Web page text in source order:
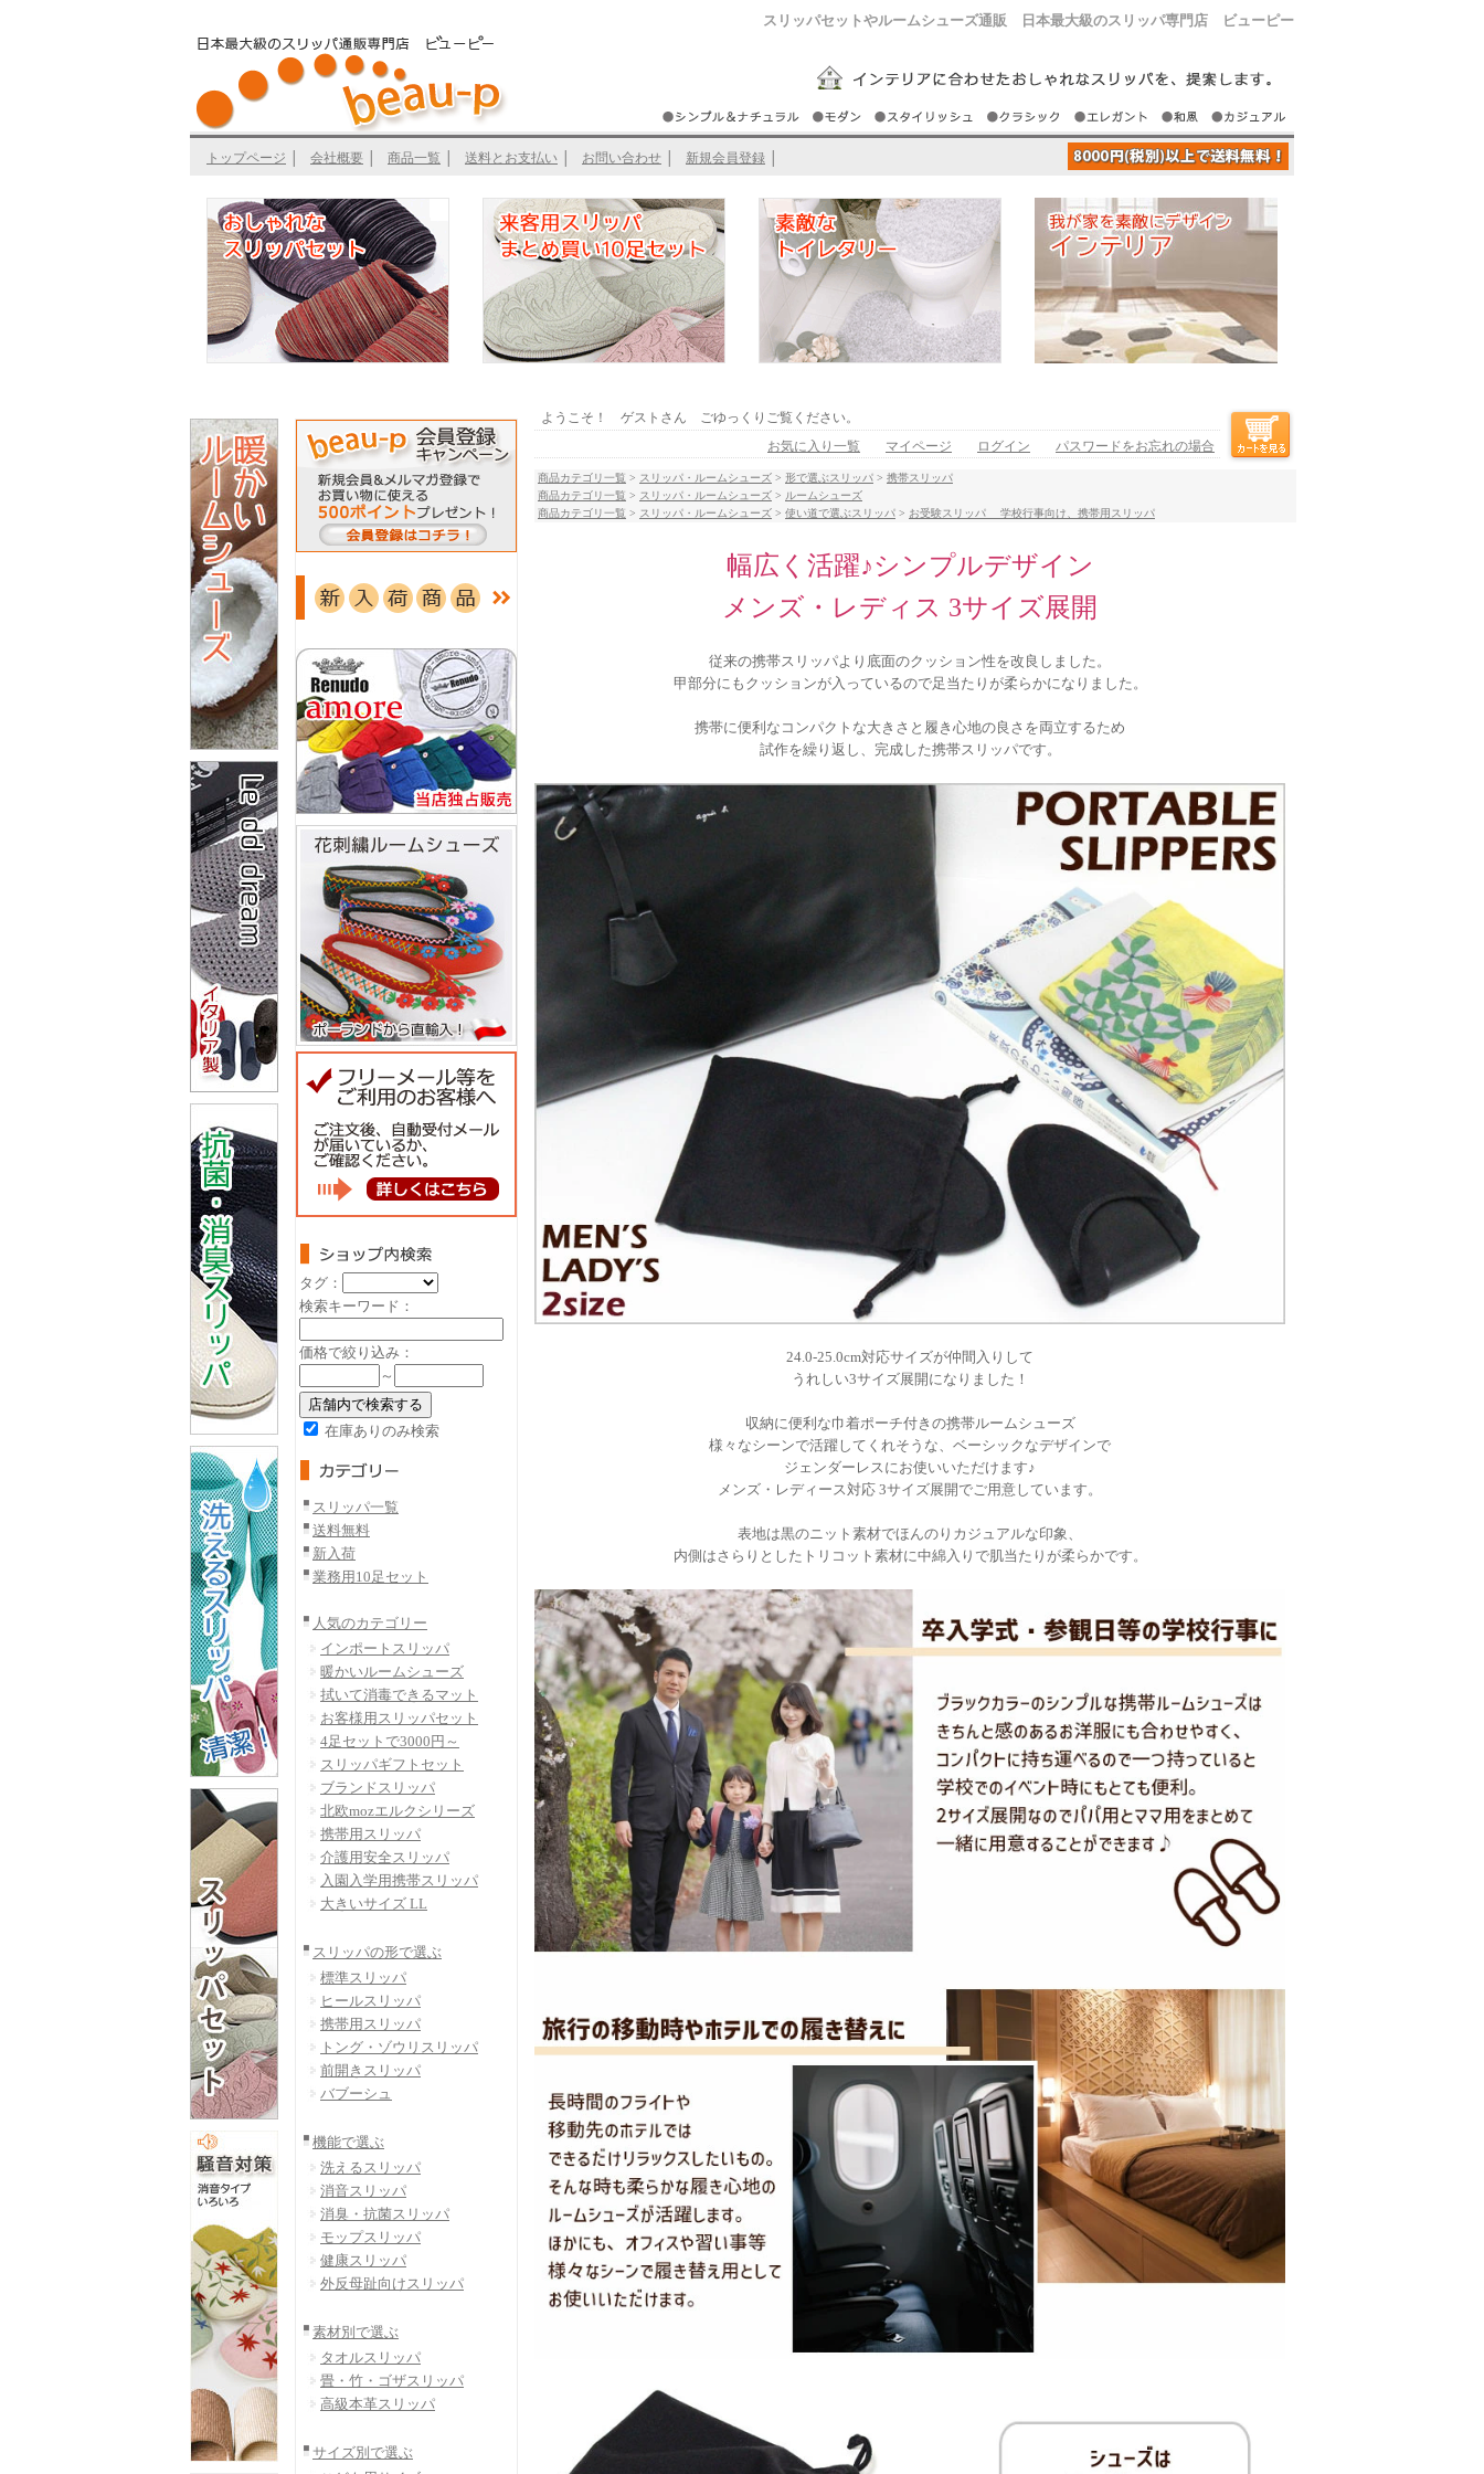
スリッパセットやルームシューズ通販 日本最大級のスリッパ専門店 ビューピー
トップページ 会社概要 商品一覧 送料とお支払い お問い合わせ 新規会員登録
タグ：
検索キーワード：
価格で絞り込み：
～
在庫ありのみ検索
スリッパ一覧
送料無料
新入荷
業務用10足セット
人気のカテゴリー
インポートスリッパ
暖かいルームシューズ
拭いて消毒できるマット
お客様用スリッパセット
4足セットで3000円～
スリッパギフトセット
ブランドスリッパ
北欧mozエルクシリーズ
携帯用スリッパ
介護用安全スリッパ
入園入学用携帯スリッパ
大きいサイズ LL
スリッパの形で選ぶ
標準スリッパ
ヒールスリッパ
携帯用スリッパ
トング・ゾウリスリッパ
前開きスリッパ
バブーシュ
機能で選ぶ
洗えるスリッパ
消音スリッパ
消臭・抗菌スリッパ
モップスリッパ
健康スリッパ
外反母趾向けスリッパ
素材別で選ぶ
タオルスリッパ
畳・竹・ゴザスリッパ
高級本革スリッパ
サイズ別で選ぶ
ようこそ！ ゲストさん ごゆっくりご覧ください。
お気に入り一覧
マイページ ログイン パスワードをお忘れの場合
商品カテゴリ一覧 > スリッパ・ルームシューズ > 形で選ぶスリッパ > 携帯スリッパ
商品カテゴリ一覧 > スリッパ・ルームシューズ > ルームシューズ
商品カテゴリ一覧 > スリッパ・ルームシューズ > 使い道で選ぶスリッパ > お受験スリッパ 学校行事向け、携帯用スリッパ
幅広く活躍♪シンプルデザイン
メンズ・レディス 3サイズ展開
従来の携帯スリッパより底面のクッション性を改良しました。
甲部分にもクッションが入っているので足当たりが柔らかになりました。
携帯に便利なコンパクトな大きさと履き心地の良さを両立するため
試作を繰り返し、完成した携帯スリッパです。
24.0-25.0cm対応サイズが仲間入りして
うれしい3サイズ展開になりました！
収納に便利な巾着ポーチ付きの携帯ルームシューズ
様々なシーンで活躍してくれそうな、ベーシックなデザインで
ジェンダーレスにお使いいただけます♪
メンズ・レディース対応 3サイズ展開でご用意しています。
表地は黒のニット素材でほんのりカジュアルな印象、
内側はさらりとしたトリコット素材に中綿入りで肌当たりが柔らかです。